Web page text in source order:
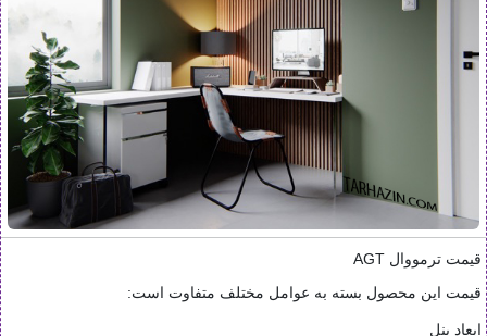
قیمت ترمووال AGT
قیمت این محصول بسته به عوامل مختلف متفاوت است:
ابعاد پنل